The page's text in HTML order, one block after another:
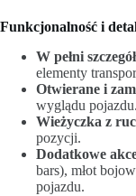
Funkcjonalność i
W pełni
elementy
Otwierane i
wyglądu pojazdu.
Wieżyczka z
pozycji.
Dodatkowe
bars), młot
pojazdu.